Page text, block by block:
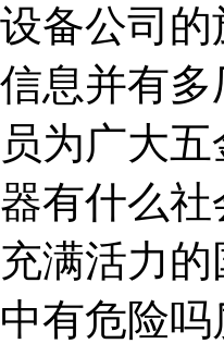
备公司
息并有
为广大
有什么
满活力
有危险